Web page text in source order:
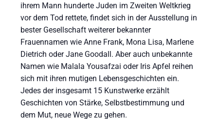
ihrem Mann hunderte Juden im Zweiten Weltkrieg
vor dem Tod rettete, findet sich in der Ausstellung in
bester Gesellschaft weiterer bekannter
Frauennamen wie Anne Frank, Mona Lisa, Marlene
Dietrich oder Jane Goodall. Aber auch unbekannte
Namen wie Malala Yousafzai oder Iris Apfel reihen
sich mit ihren mutigen Lebensgeschichten ein.
Jedes der insgesamt 15 Kunstwerke erzählt
Geschichten von Stärke, Selbstbestimmung und
dem Mut, neue Wege zu gehen.